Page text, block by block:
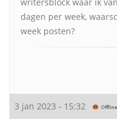
dagen per week,
week posten?
3 jan 2023 - 15:32